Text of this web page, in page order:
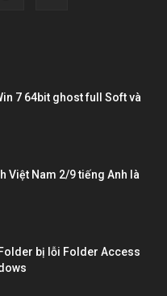
7 64bit ghost full Soft và
Việt Nam 2/9 tiếng Anh là
bị lỗi Folder Access